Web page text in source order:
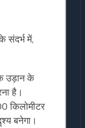
संदर्भ में,
उड़ान के
है।
किलोमीटर
बनेगा।